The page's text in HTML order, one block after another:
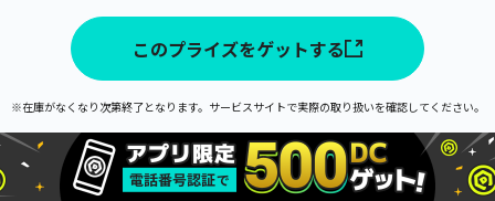
このプライズをゲットする
※在庫がなくなり次第終了となります。サービスサイトで実際の取り扱いを確認してください。